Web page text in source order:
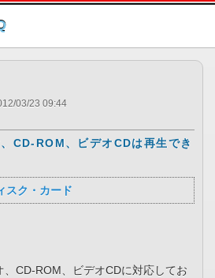
このページの本文へ
03/23 09:44
CD-ROM、ビデオCDは再生でき
スク・カード
CD-ROM、ビデオCDに対応してお